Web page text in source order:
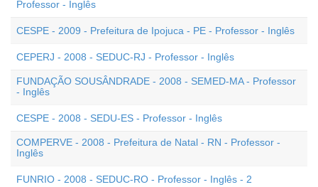
Professor - Inglês
CESPE - 2009 - Prefeitura de Ipojuca - PE - Professor - Inglês
CEPERJ - 2008 - SEDUC-RJ - Professor - Inglês
FUNDAÇÃO SOUSÂNDRADE - 2008 - SEMED-MA - Professor
- Inglês
CESPE - 2008 - SEDU-ES - Professor - Inglês
COMPERVE - 2008 - Prefeitura de Natal - RN - Professor -
Inglês
FUNRIO - 2008 - SEDUC-RO - Professor - Inglês - 2